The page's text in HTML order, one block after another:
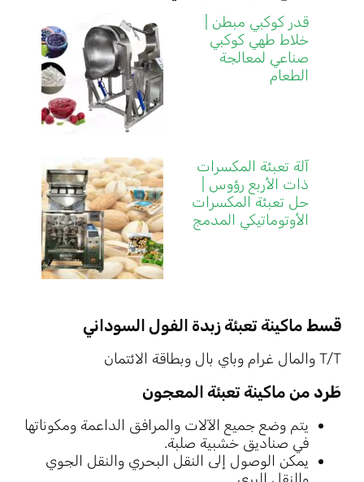
قدر كوكبي مبطن |
خلاط طهي كوكبي
صناعي لمعالجة
الطعام
آلة تعبئة المكسرات
ذات الأربع رؤوس |
حل تعبئة المكسرات
الأوتوماتيكي المدمج
قسط ماكينة تعبئة زبدة الفول السوداني
T/T والمال غرام وباي بال وبطاقة الائتمان
طَرد من ماكينة تعبئة المعجون
يتم وضع جميع الآلات والمرافق الداعمة ومكوناتها
في صناديق خشبية صلبة.
يمكن الوصول إلى النقل البحري والنقل الجوي